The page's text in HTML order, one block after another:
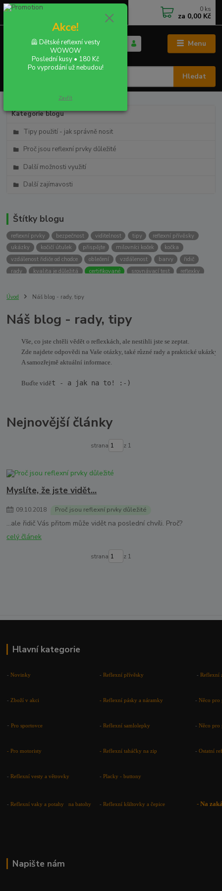
Menu
CZK
Hledat
+420 702 855 412
0 ks
za 0,00 Kč
Kategorie blogu
Tipy použití - jak správně nosit
Proč jsou reflexní prvky důležité
Další možnosti využití
Další zajímavosti
Štítky blogu
reflexní prvky bezpečnost viditelnost tipy
reflexní přívěsky
ukázky
kočičí útulek přispějte milovníci koček
kočka
vzdálenost řidiče od chodce
oblečení vzdálenost barvy
řidič
rady
kvalita je důležitá certifikované srovnávací test
reflexky
Úvod
Náš blog - rady, tipy
Náš blog - rady, tipy
Vše, co jste chtěli vědět o reflexkách, ale nestihli jste se zeptat.
Zde najdete odpovědi na Vaše otázky, také různé rady a praktické ukázky.
A samozřejmě aktuální informace.
Buďte vidět - a jak na to! :-)
Nejnovější články
strana z 1
Myslíte, že jste vidět...
09.10.2018 Proč jsou reflexní prvky důležité
...ale řidič Vás přitom může vidět na poslední chvíli. Proč?
celý článek
strana z 1
Hlavní kategorie
-Novinky -Reflexní přívěsky -Reflexní
- Zboží v akci -Reflexní pásky a náramky -Něco pro
-Pro sportovce -Reflexní samlolepky -Něco pro
- Pro motoristy -Reflexní taháčky na zip -Ostatní
-Reflexní vesty a větrovky -Placky - buttony
-Reflexní vaky a potahy na batohy -Reflexní kšiltovky a čepice -Na
Napište nám
Akce!
🦺 Dětské reflexní vesty
WOWOW
Poslední kusy • 180 Kč
Po vyprodání už nebudou!
Zavřít